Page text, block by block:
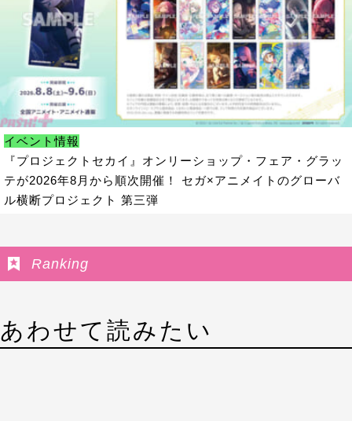
イベント情報
『プロジェクトセカイ』オンリーショップ・フェア・グラッ
テが2026年8月から順次開催！ セガ×アニメイトのグローバ
ル横断プロジェクト 第三弾
Ranking
あわせて読みたい